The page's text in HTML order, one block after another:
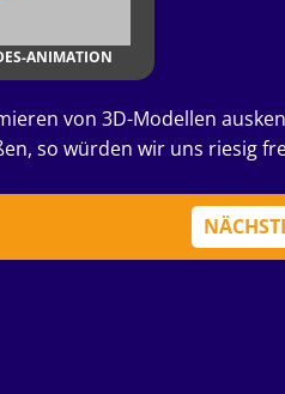
ANIMATION
von 3D-Modellen
so würden wir uns riesig